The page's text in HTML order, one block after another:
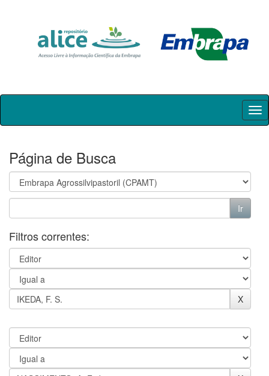
Skip
Página de Busca
Filtros correntes: